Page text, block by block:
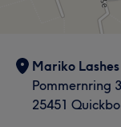
Mariko
Pommernring
25451